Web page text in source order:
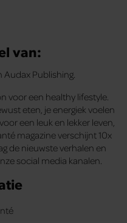
van:
Audax Publishing.
voor een healthy lifestyle.
eten, je energiek voelen
een leuk en lekker leven,
magazine verschijnt 10x
de nieuwste verhalen en
social media kanalen.